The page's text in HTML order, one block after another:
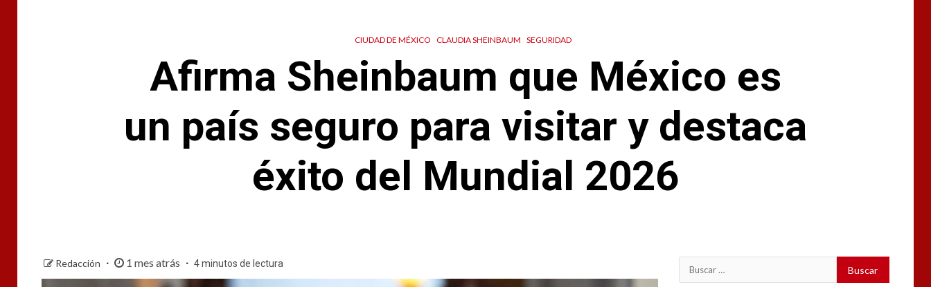
CIUDAD DE MÉXICO CLAUDIA SHEINBAUM SEGURIDAD
Afirma Sheinbaum que México es
un país seguro para visitar y destaca
éxito del Mundial 2026
Redacción 1 mes atrás 4 minutos de lectura Buscar: